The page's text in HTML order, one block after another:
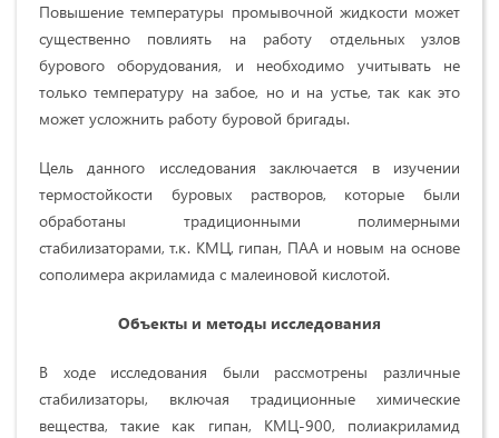
Повышение температуры промывочной жидкости может
существенно повлиять на работу отдельных узлов
бурового оборудования, и необходимо учитывать не
только температуру на забое, но и на устье, так как это
может усложнить работу буровой бригады.
Цель данного исследования заключается в изучении
термостойкости буровых растворов, которые были
обработаны традиционными полимерными
стабилизаторами, т.к. КМЦ, гипан, ПАА и новым на основе
сополимера акриламида с малеиновой кислотой.
Объекты и методы исследования
В ходе исследования были рассмотрены различные
стабилизаторы, включая традиционные химические
вещества, такие как гипан, КМЦ-900, полиакриламид